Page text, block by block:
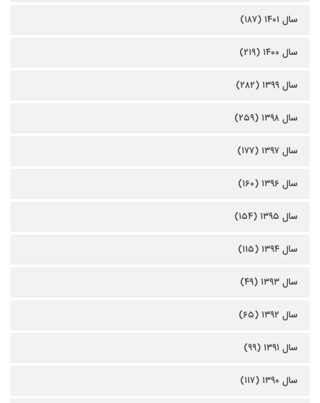
سال ۱۴۰۱ (۱۸۷)
سال ۱۴۰۰ (۲۱۹)
سال ۱۳۹۹ (۲۸۲)
سال ۱۳۹۸ (۲۵۹)
سال ۱۳۹۷ (۱۷۷)
سال ۱۳۹۶ (۱۶۰)
سال ۱۳۹۵ (۱۵۴)
سال ۱۳۹۴ (۱۱۵)
سال ۱۳۹۳ (۴۹)
سال ۱۳۹۲ (۶۵)
سال ۱۳۹۱ (۹۹)
سال ۱۳۹۰ (۱۱۷)